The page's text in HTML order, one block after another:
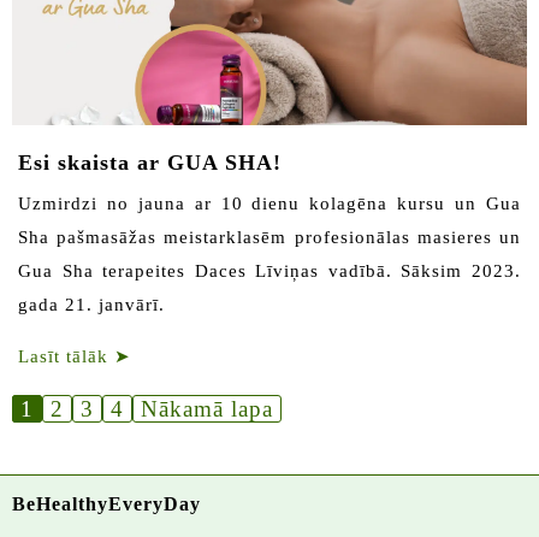
Esi skaista ar GUA SHA!
Uzmirdzi no jauna ar 10 dienu kolagēna kursu un Gua
Sha pašmasāžas meistarklasēm profesionālas masieres un
Gua Sha terapeites Daces Līviņas vadībā. Sāksim 2023.
gada 21. janvārī.
Lasīt tālāk ➤
1 2 3 4 Nākamā lapa
BeHealthyEveryDay